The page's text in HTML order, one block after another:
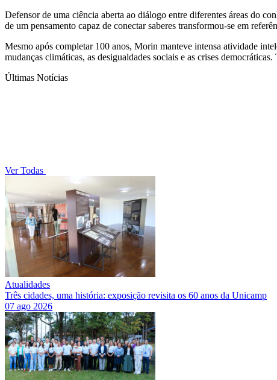
Defensor de uma ciência aberta ao diálogo entre diferentes áreas do
de um pensamento capaz de conectar saberes transformou-se em
Mesmo após completar 100 anos, Morin manteve intensa atividade
mudanças climáticas, as desigualdades sociais e as crises
Últimas Notícias
Ver Todas
Atualidades
Três cidades, uma história: exposição revisita os 60 anos da Unicamp
07 ago 2026